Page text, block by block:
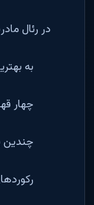
در رئال
به
چهار
چندین